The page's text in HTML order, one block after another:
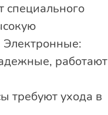
специального
Электронные:
работают
требуют ухода в